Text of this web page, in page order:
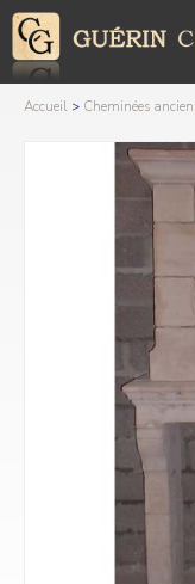
Accueil > Cheminées